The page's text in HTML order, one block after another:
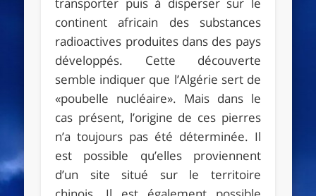
continent africain des substances
radioactives produites dans des pays
développés. Cette découverte
semble indiquer que l’Algérie sert de
«poubelle nucléaire». Mais dans le
cas présent, l’origine de ces pierres
n’a toujours pas été déterminée. Il
est possible qu’elles proviennent
d’un site situé sur le territoire